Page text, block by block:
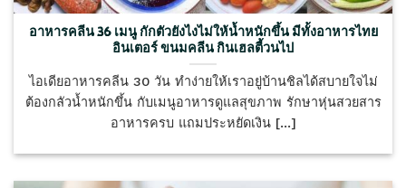
อาหารคลีน 36 เมนู กักตัวยังไงไม่ให้น้ำหนักขึ้น มีทั้งอาหารไทย
อินเตอร์ ขนมคลีน กินเฮลตี้วนไป
ไอเดียอาหารคลีน 30 วัน ทำง่ายให้เราอยู่บ้านชิลได้สบายใจไม่
ต้องกลัวน้ำหนักขึ้น กับเมนูอาหารดูแลสุขภาพ รักษาหุ่นสวยสาร
อาหารครบ แถมประหยัดเงิน [...]